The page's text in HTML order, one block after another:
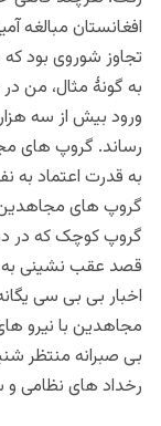
افغانستان مبالغه
تجاوز شوروی بود
به گونۀ مثال، من
ورود بیش از سه
رساند. گروپ های
به قدرت اعتماد به
گروپ های مجاهدین
گروپ کوچک که در
قصد عقب نشینی به
اخبار بی بی سی
مجاهدین با نیرو
رخداد های نظامی و